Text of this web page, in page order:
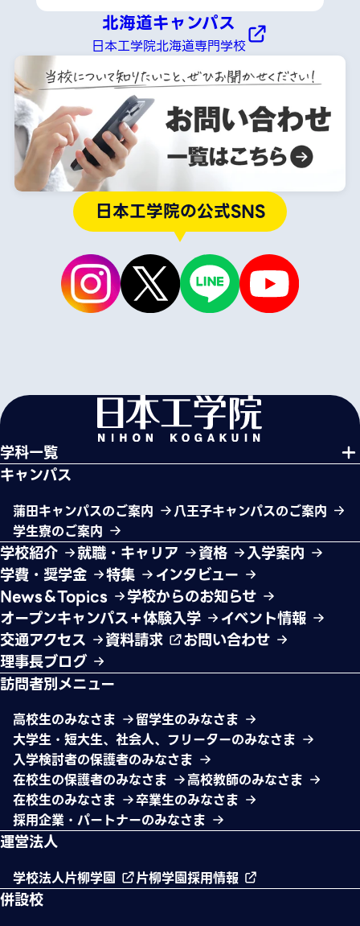
北海道キャンパス
日本工学院北海道専門学校
日本工学院の公式SNS
学科一覧
キャンパス
蒲田キャンパスのご案内
八王子キャンパスのご案内
学生寮のご案内
学校紹介 就職・キャリア 資格
入学案内
学費・奨学金
特集
インタビュー
News＆Topics
学校からのお知らせ
オープンキャンパス＋体験入学
イベント情報
交通アクセス
資料請求
お問い合わせ
理事長ブログ
訪問者別メニュー
高校生のみなさま
留学生のみなさま
大学生・短大生、社会人、フリーターのみなさま
入学検討者の保護者のみなさま
在校生の保護者のみなさま
高校教師のみなさま
在校生のみなさま
卒業生のみなさま
採用企業・パートナーのみなさま
運営法人
学校法人片柳学園 片柳学園採用情報
併設校